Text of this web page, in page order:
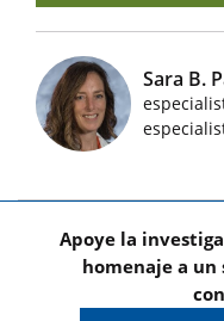
Imágenes de
Sara B.
Apoye la
homenaje a un